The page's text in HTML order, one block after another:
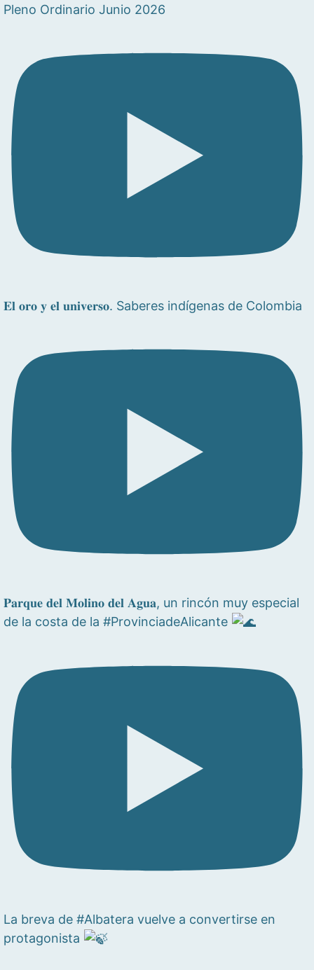
Pleno Ordinario Junio 2026
𝐄𝐥 𝐨𝐫𝐨 𝐲 𝐞𝐥 𝐮𝐧𝐢𝐯𝐞𝐫𝐬𝐨. Saberes indígenas de Colombia
𝐏𝐚𝐫𝐪𝐮𝐞 𝐝𝐞𝐥 𝐌𝐨𝐥𝐢𝐧𝐨 𝐝𝐞𝐥 𝐀𝐠𝐮𝐚, un rincón muy especial
de la costa de la #ProvinciadeAlicante
La breva de #Albatera vuelve a convertirse en
protagonista